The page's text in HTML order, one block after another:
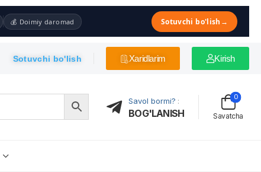
💰 Doimiy daromad Sotuvchi bo'lish →
Sotuvchi bo'lish Xaridlarim Kirish
Savol bormi? :
BOG'LANISH Savatcha
0